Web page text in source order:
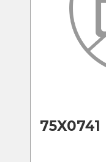
75X0741